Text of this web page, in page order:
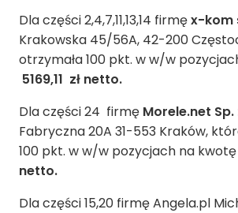
Dla części 2,4,7,11,13,14 firmęx-kom
Krakowska 45/56A, 42-200
otrzymała 100 pkt. w w/w
5169,11 zł netto.
Dla części 24 firmę Morele.net Sp.
Fabryczna 20A 31-553 Kraków,
100 pkt. w w/w pozycjach na kwotę
netto.
Dla części 15,20 firmę Angela.pl